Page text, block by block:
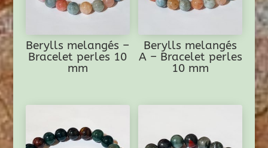
Berylls melangés –
Bracelet perles 10
mm
Berylls melangés
A – Bracelet perles
10 mm